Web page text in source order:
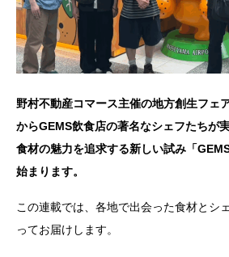
野村不動産コマース主催の地方創生フェ
からGEMS飲食店の著名なシェフたちが
食材の魅力を追求する新しい試み 「
始まります。
この連載では、各地で出会った食材とシ
ってお届けします。